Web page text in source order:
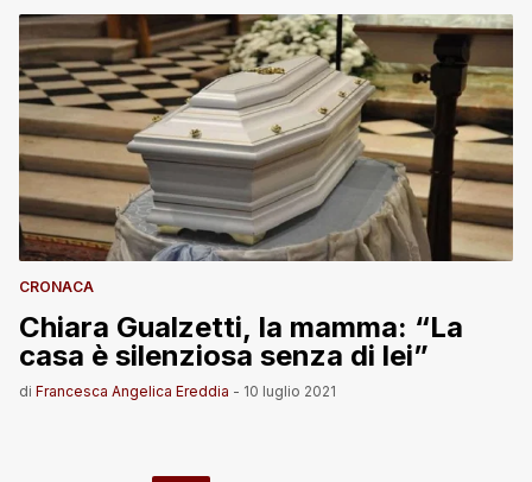
CRONACA
Chiara Gualzetti, la mamma: “La
casa è silenziosa senza di lei”
di Francesca Angelica Ereddia - 10 luglio 2021